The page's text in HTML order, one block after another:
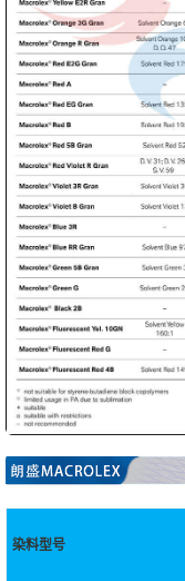
染料型号